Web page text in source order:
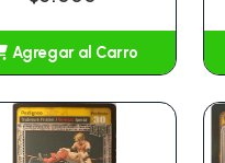
Agregar al Carro